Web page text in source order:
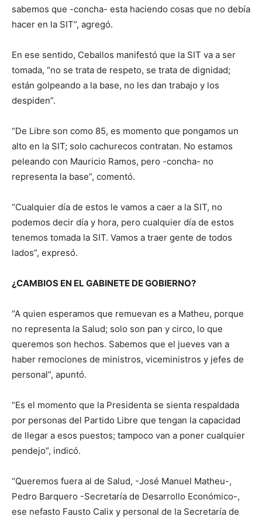
sabemos que -concha- esta haciendo cosas que no debía
hacer en la SIT”, agregó.
En ese sentido, Ceballos manifestó que la SIT va a ser
tomada, “no se trata de respeto, se trata de dignidad;
están golpeando a la base, no les dan trabajo y los
despiden”.
“De Libre son como 85, es momento que pongamos un
alto en la SIT; solo cachurecos contratan. No estamos
peleando con Mauricio Ramos, pero -concha- no
representa la base”, comentó.
“Cualquier día de estos le vamos a caer a la SIT, no
podemos decir día y hora, pero cualquier día de estos
tenemos tomada la SIT. Vamos a traer gente de todos
lados”, expresó.
¿CAMBIOS EN EL GABINETE DE GOBIERNO?
“A quien esperamos que remuevan es a Matheu, porque
no representa la Salud; solo son pan y circo, lo que
queremos son hechos. Sabemos que el jueves van a
haber remociones de ministros, viceministros y jefes de
personal”, apuntó.
“Es el momento que la Presidenta se sienta respaldada
por personas del Partido Libre que tengan la capacidad
de llegar a esos puestos; tampoco van a poner cualquier
pendejo”, indicó.
“Queremos fuera al de Salud, -José Manuel Matheu-,
Pedro Barquero -Secretaría de Desarrollo Económico-,
ese nefasto Fausto Calix y personal de la Secretaría de